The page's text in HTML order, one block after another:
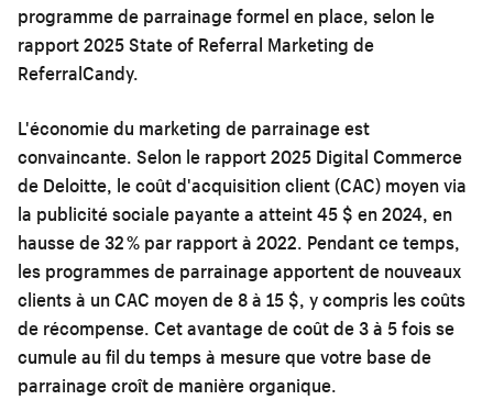
programme de parrainage formel en place, selon le
rapport 2025 State of Referral Marketing de
ReferralCandy.
L'économie du marketing de parrainage est
convaincante. Selon le rapport 2025 Digital Commerce
de Deloitte, le coût d'acquisition client (CAC) moyen via
la publicité sociale payante a atteint 45 $ en 2024, en
hausse de 32 % par rapport à 2022. Pendant ce temps,
les programmes de parrainage apportent de nouveaux
clients à un CAC moyen de 8 à 15 $, y compris les coûts
de récompense. Cet avantage de coût de 3 à 5 fois se
cumule au fil du temps à mesure que votre base de
parrainage croît de manière organique.